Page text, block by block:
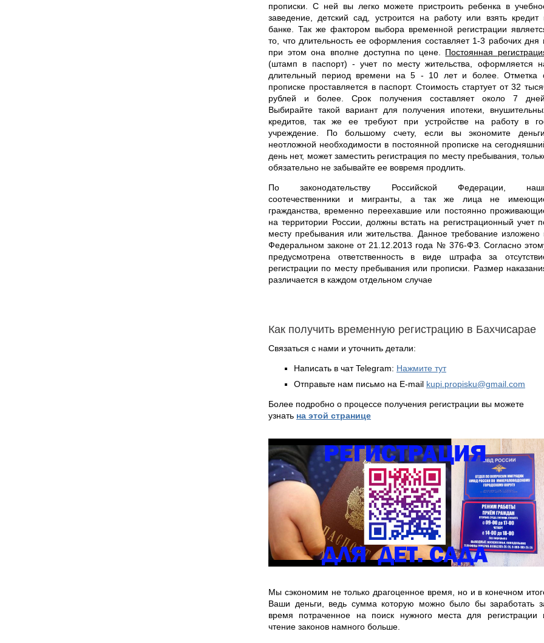
прописки. С ней вы легко можете пристроить ребенка в
заведение, детский сад, устроится на работу или взять кредит
банке. Так же фактором выбора временной регистрации
то, что длительность ее оформления составляет 1-3 рабочих дня
при этом она вполне доступна по цене. Постоянная
(штамп в паспорт) - учет по месту жительства, оформляется
длительный период времени на 5 - 10 лет и более. Отметка
прописке проставляется в паспорт. Стоимость стартует от 32
рублей и более. Срок получения составляет около 7 дней.
Выбирайте такой вариант для получения ипотеки,
кредитов, так же ее требуют при устройстве на работу в
учреждение. По большому счету, если вы экономите деньги,
неотложной необходимости в постоянной прописке на
день нет, может заместить регистрация по месту пребывания,
обязательно не забывайте ее вовремя продлить.
По законодательству Российской Федерации,
соотечественники и мигранты, а так же лица не
гражданства, временно переехавшие или постоянно
на территории России, должны встать на регистрационный учет
месту пребывания или жительства. Данное требование изложено
Федеральном законе от 21.12.2013 года № 376-ФЗ. Согласно
предусмотрена ответственность в виде штрафа за
регистрации по месту пребывания или прописки. Размер
различается в каждом отдельном случае
Как получить временную регистрацию в Бахчисарае
Связаться с нами и уточнить детали:
Написать в чат Telegram: Нажмите тут
Отправьте нам письмо на E-mail kupi.propisku@gmail.com
Более подробно о процессе получения регистрации вы можете
узнать на этой странице
Мы сэкономим не только драгоценное время, но и в конечном
Ваши деньги, ведь сумма которую можно было бы заработать
время потраченное на поиск нужного места для регистрации
чтение законов намного больше.